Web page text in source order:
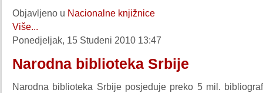
Objavljeno u Nacionalne knjižnice
Više...
Ponedjeljak, 15 Studeni 2010 13:47
Narodna biblioteka Srbije
Narodna biblioteka Srbije posjeduje preko 5 mil.